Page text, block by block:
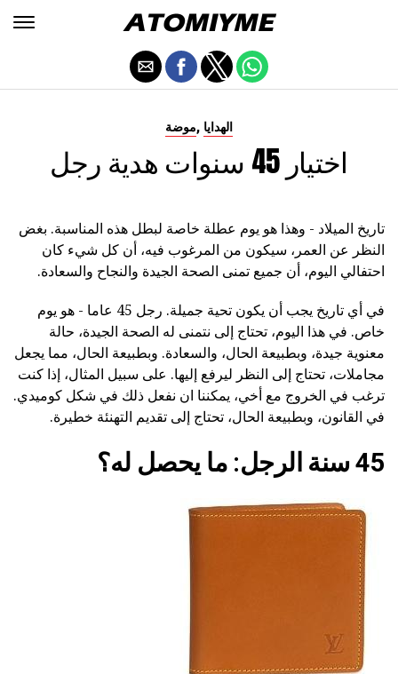
موضة, الهدايا
اختيار 45 سنوات هدية رجل
تاريخ الميلاد - وهذا هو يوم عطلة خاصة لبطل هذه المناسبة. بغض
النظر عن العمر، سيكون من المرغوب فيه، أن كل شيء كان
احتفالي اليوم، أن جميع تمنى الصحة الجيدة والنجاح والسعادة.
في أي تاريخ يجب أن يكون تحية جميلة. رجل 45 عاما - هو يوم
خاص. في هذا اليوم، تحتاج إلى نتمنى له الصحة الجيدة، حالة
معنوية جيدة، وبطبيعة الحال، والسعادة. وبطبيعة الحال، مما يجعل
مجاملات، تحتاج إلى النظر ليرفع إليها. على سبيل المثال، إذا كنت
ترغب في الخروج مع أخي، يمكننا ان نفعل ذلك في شكل كوميدي.
في القانون، وبطبيعة الحال، تحتاج إلى تقديم التهنئة خطيرة.
45 سنة الرجل: ما يحصل له؟